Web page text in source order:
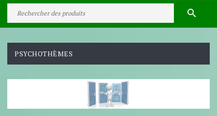

PSYCHOTHÈMES